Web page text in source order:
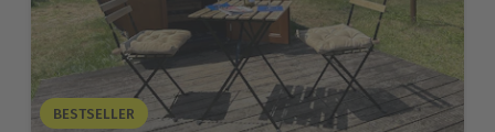
BESTSELLER